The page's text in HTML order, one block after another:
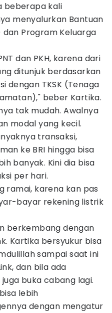
beberapa kali
menyalurkan Bantuan
dan Program Keluarga
dan PKH, karena dari
ditunjuk berdasarkan
dengan TKSK (Tenaga
beber Kartika.
tak mudah. Awalnya
modal yang kecil.
transaksi,
ke BRI hingga bisa
banyak. Kini dia bisa
per hari.
ramai, karena kan pas
bayar rekening listrik
berkembang dengan
Kartika bersyukur bisa
sampai saat ini
dan bila ada
buka cabang lagi.
lebih
dengan mengatur